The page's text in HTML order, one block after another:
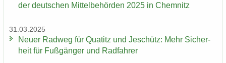
der deut­schen Mit­tel­be­hör­den 2025 in Chem­nitz
31.03.2025
Neuer Rad­weg für Qua­titz und Je­schütz: Mehr Si­cher­
heit für Fuß­gän­ger und Rad­fah­rer